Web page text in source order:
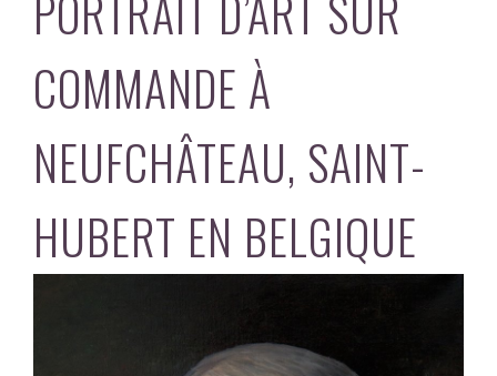
COMMANDE À
NEUFCHÂTEAU, SAINT-
HUBERT EN BELGIQUE